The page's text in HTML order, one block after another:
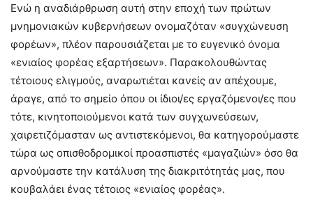
Ενώ η αναδιάρθρωση αυτή στην εποχή των πρώτων
μνημονιακών κυβερνήσεων ονομαζόταν «συγχώνευση
φορέων», πλέον παρουσιάζεται με το ευγενικό όνομα
«ενιαίος φορέας εξαρτήσεων». Παρακολουθώντας
τέτοιους ελιγμούς, αναρωτιέται κανείς αν απέχουμε,
άραγε, από το σημείο όπου οι ίδιοι/ες εργαζόμενοι/ες που
τότε, κινητοποιούμενοι κατά των συγχωνεύσεων,
χαιρετιζόμασταν ως αντιστεκόμενοι, θα κατηγορούμαστε
τώρα ως οπισθοδρομικοί προασπιστές «μαγαζιών» όσο θα
αρνούμαστε την κατάλυση της διακριτότητάς μας, που
κουβαλάει ένας τέτοιος «ενιαίος φορέας».